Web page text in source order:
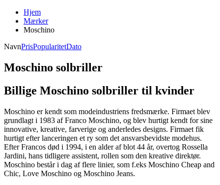
Hjem
Mærker
Moschino
NavnPrisPopularitetDato
Moschino solbriller
Billige Moschino solbriller til kvinder
Moschino er kendt som modeindustriens fredsmærke. Firmaet blev
grundlagt i 1983 af Franco Moschino, og blev hurtigt kendt for sine
innovative, kreative, farverige og anderledes designs. Firmaet fik
hurtigt efter lanceringen et ry som det ansvarsbevidste modehus.
Efter Francos død i 1994, i en alder af blot 44 år, overtog Rossella
Jardini, hans tidligere assistent, rollen som den kreative direktør.
Moschino består i dag af flere linier, som f.eks Moschino Cheap and
Chic, Love Moschino og Moschino Jeans.